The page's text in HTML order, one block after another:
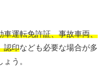
車運転免許証、事故車両、
認印なども必要な場合が多
う。